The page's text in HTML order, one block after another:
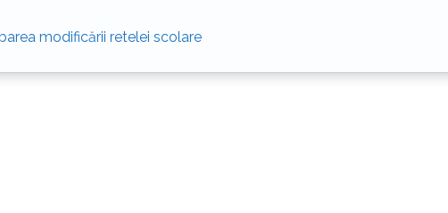
modificării retelei scolare